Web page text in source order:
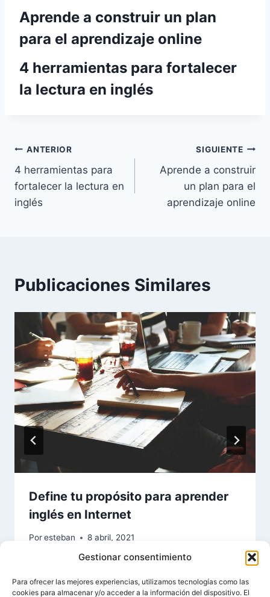
Gestionar consentimiento
Para ofrecer las mejores experiencias, utilizamos tecnologías como las
cookies para almacenar y/o acceder a la información del dispositivo. El
Aprende a construir un plan
para el aprendizaje online
4 herramientas para fortalecer
la lectura en inglés
Navegación
de
entradas
ANTERIOR
4 herramientas para
fortalecer la lectura en
inglés
SIGUIENTE
Aprende a construir
un plan para el
aprendizaje online
Publicaciones Similares
Define tu propósito para aprender
inglés en Internet
Poresteban 8 abril, 2021